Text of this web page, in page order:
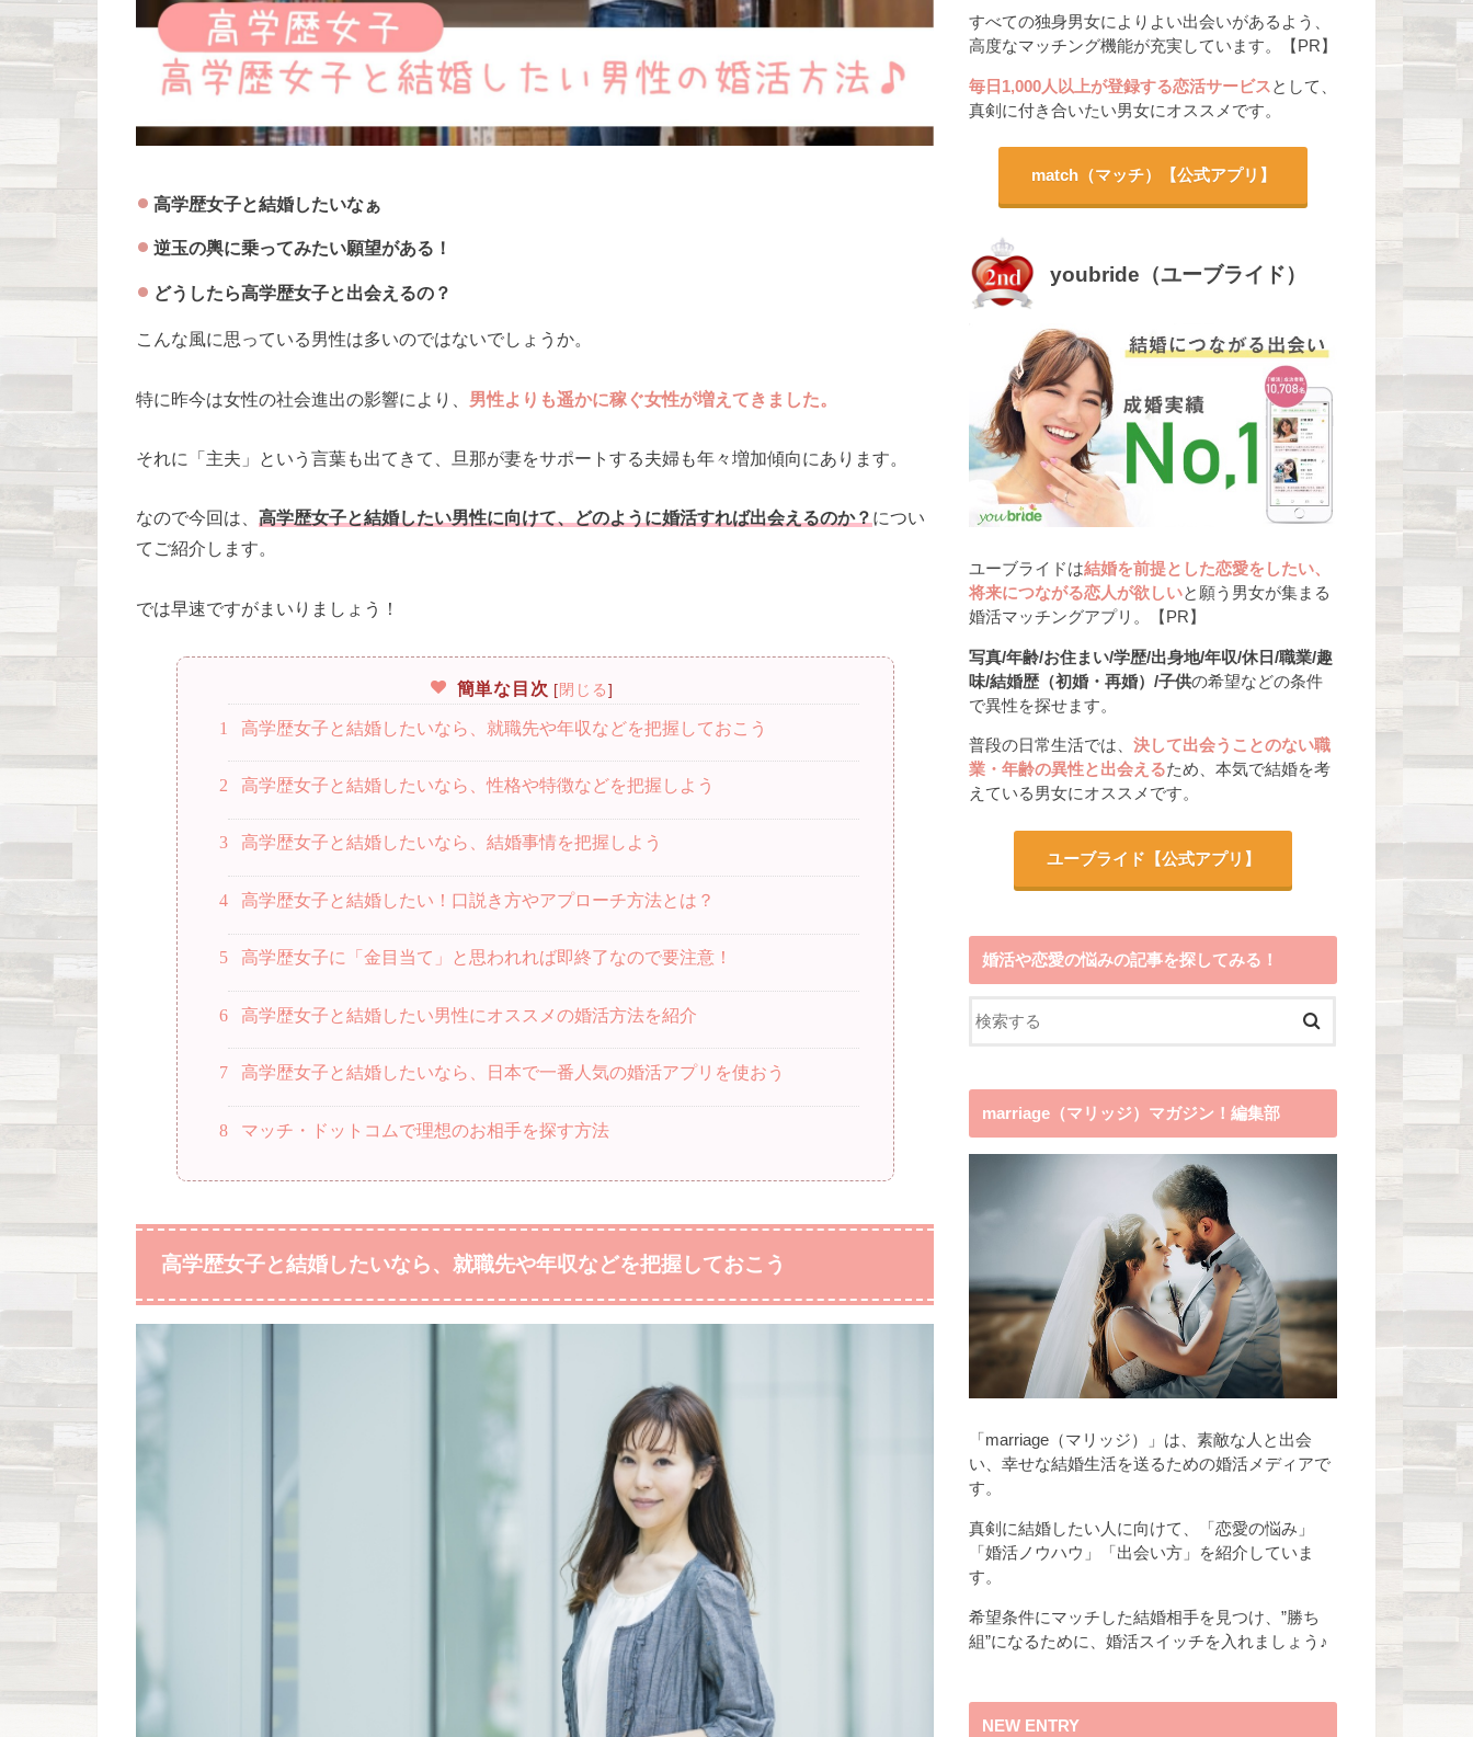
高学歴女子と結婚したいなぁ
逆玉の輿に乗ってみたい願望がある！
どうしたら高学歴女子と出会えるの？
こんな風に思っている男性は多いのではないでしょうか。
特に昨今は女性の社会進出の影響により、 男性よりも遥かに稼ぐ女性が増えてきました。
それに「主夫」という言葉も出てきて、旦那が妻をサポートする夫婦も年々増加傾向にあります。
なので今回は、 高学歴女子と結婚したい男性に向けて、どのように婚活すれば出会えるのか？ につい
てご紹介します。
では早速ですがまいりましょう！
簡単な目次 [閉じる]
1 高学歴女子と結婚したいなら、就職先や年収などを把握しておこう
2 高学歴女子と結婚したいなら、性格や特徴などを把握しよう
3 高学歴女子と結婚したいなら、結婚事情を把握しよう
4 高学歴女子と結婚したい！口説き方やアプローチ方法とは？
5 高学歴女子に「金目当て」と思われれば即終了なので要注意！
6 高学歴女子と結婚したい男性にオススメの婚活方法を紹介
7 高学歴女子と結婚したいなら、日本で一番人気の婚活アプリを使おう
8 マッチ・ドットコムで理想のお相手を探す方法
高学歴女子と結婚したいなら、就職先や年収などを把握しておこう
すべての独身男女によりよい出会いがあるよう、
高度なマッチング機能が充実しています。【PR】
毎日1,000人以上が登録する恋活サービス として、
真剣に付き合いたい男女にオススメです。
match（マッチ）【公式アプリ】
youbride（ユーブライド）
ユーブライドは結婚を前提とした恋愛をしたい、
将来につながる恋人が欲しいと願う男女が集まる
婚活マッチングアプリ。【PR】
写真/年齢/お住まい/学歴/出身地/年収/休日/職業/趣
味/結婚歴（初婚・再婚）/子供の希望などの条件
で異性を探せます。
普段の日常生活では、 決して出会うことのない職
業・年齢の異性と出会えるため、本気で結婚を考
えている男女にオススメです。
ユーブライド 【公式アプリ】
婚活や恋愛の悩みの記事を探してみる！
marriage（マリッジ）マガジン！編集部
「marriage（マリッジ）」は、素敵な人と出会
い、幸せな結婚生活を送るための婚活メディアで
す。
真剣に結婚したい人に向けて、「恋愛の悩み」
「婚活ノウハウ」「出会い方」を紹介していま
す。
希望条件にマッチした結婚相手を見つけ、”勝ち
組”になるために、婚活スイッチを入れましょう♪
NEW ENTRY